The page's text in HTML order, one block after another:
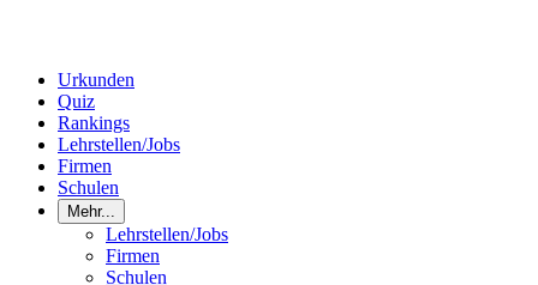
Urkunden
Quiz
Rankings
Lehrstellen/Jobs
Firmen
Schulen
Mehr...
Lehrstellen/Jobs
Firmen
Schulen